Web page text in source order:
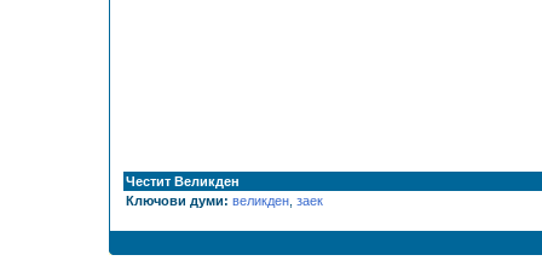
Честит Великден
Ключови думи: великден заек